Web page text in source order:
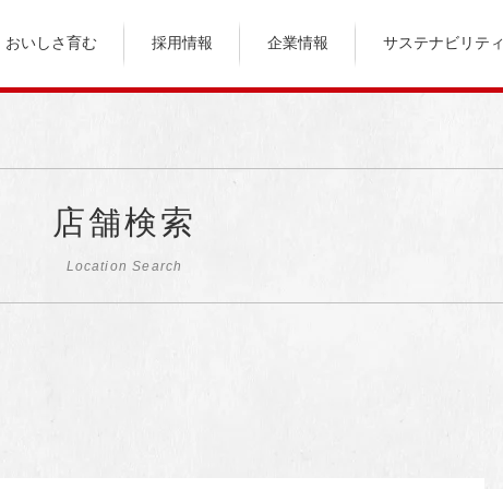
おいしさ育む 採用情報 企業情報 サステナビリティ
店舗検索
Location Search